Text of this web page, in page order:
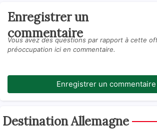
Enregistrer un
commentaire
Vous avez des questions par rapport à cette
préoccupation ici en commentaire.
Enregistrer un commentaire
Destination Allemagne